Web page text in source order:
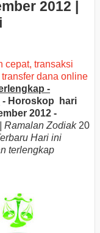
2012 |
-
- Horoskop hari
2012 -
| Ramalan Zodiak20
Hari ini
terlengkap